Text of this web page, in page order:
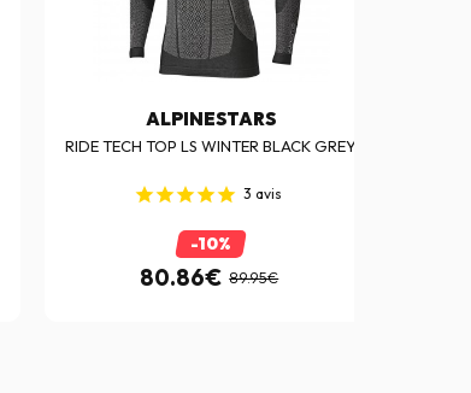
ALPINESTARS
RIDE TECH TOP LS WINTER BLACK GREY
3 avis
-10%
80.86€ 89.95€